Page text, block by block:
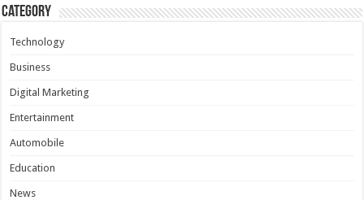
Category
Technology
Business
Digital Marketing
Entertainment
Automobile
Education
News